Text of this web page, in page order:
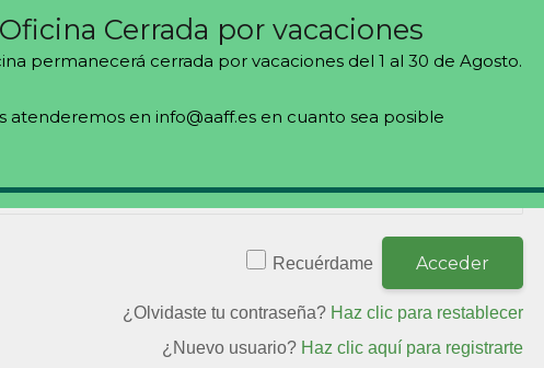
Recuérdame
¿Olvidaste tu contraseña? Haz clic para restablecer
¿Nuevo usuario? Haz clic aquí para registrarte
Oficina Cerrada por vacaciones
permanecerá cerrada por vacaciones del 1 al 30 de Agosto.
atenderemos en info@aaff.es en cuanto sea posible